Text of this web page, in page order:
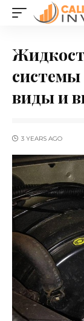
системы
виды и
3 YEARS AGO